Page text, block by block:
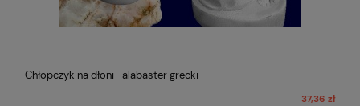
Chłopczyk na dłoni -alabaster grecki
37,36 zł